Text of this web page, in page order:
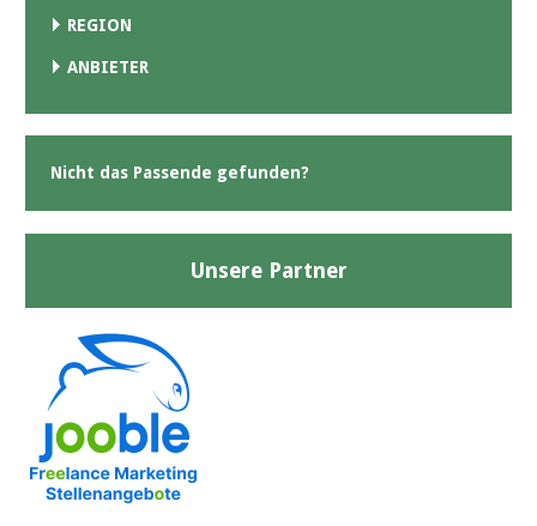
REGION
ANBIETER
Nicht das Passende gefunden?
Unsere Partner